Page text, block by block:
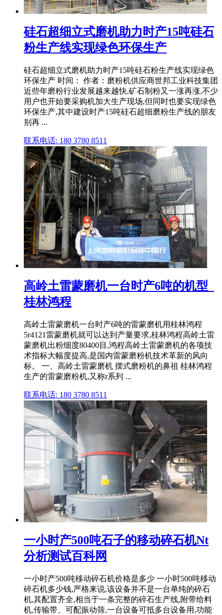
硅石超细立式磨机助力时产15吨硅石
粉生产线实现绿色环保生产
硅石超细立式磨机助力时产15吨硅石粉生产线实现绿色
环保生产 时间： 作者：磨粉机供应商世邦工业科技集团
近些年磨粉行业发展越来越快,矿石制粉又一涨再涨,不少
用户也开始要采购机加大生产现场,但同时也要实现绿色
环保生产,其中建设时产15吨硅石超细磨粉生产线的朋友
别再 ...
联系电话: 180 3780 8511
高岭土雷蒙磨机一台时产6吨的机型_
桂林鸿程
高岭土雷蒙磨机一台时产6吨的雷蒙磨机用桂林鸿程
5r4121雷蒙磨机就可以达到产量要求,桂林鸿程高岭土雷
蒙磨机出粉细度80400目,鸿程高岭土雷蒙磨机的各项技
术指标大幅度提高,是国内雷蒙磨粉机技术革新的风向
标。 一、高岭土雷蒙磨机 摆式磨粉机的鼻祖 桂林鸿程
生产的雷蒙磨粉机,又称r系列 ...
联系电话: 180 3780 8511
一小时产500吨石子的移动碎石机Nt
分析测试百科网
一小时产500吨移动碎石机价格是多少 一小时500吨移动
碎石机多少钱,严格来说,该设备并不是一台单纯的碎石
机,其配置齐全,相当于一条完整的碎石生产线,附带给料
机,传输带、可配振动筛,一台设备可抵多台设备用,功能